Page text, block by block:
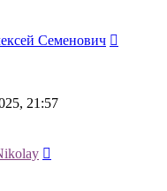
Семенович
21:57